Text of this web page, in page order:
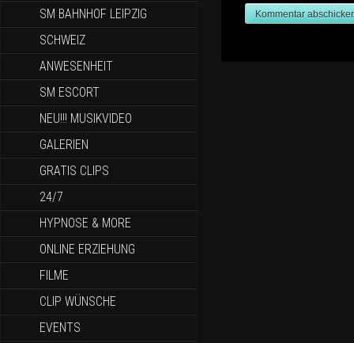
SM BAHNHOF LEIPZIG
SCHWEIZ
ANWESENHEIT
SM ESCORT
NEU!!! MUSIKVIDEO
GALERIEN
GRATIS CLIPS
24/7
HYPNOSE & MORE
ONLINE ERZIEHUNG
FILME
CLIP WÜNSCHE
EVENTS